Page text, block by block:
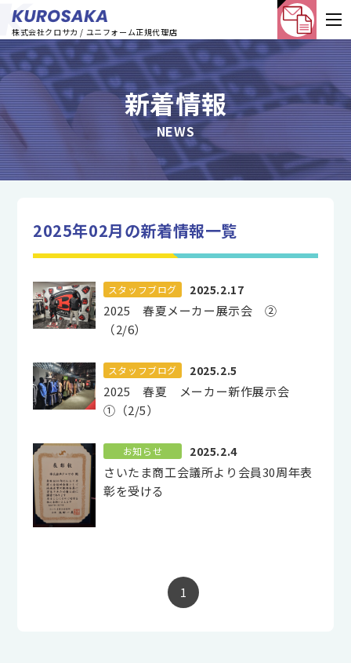
株式会社クロサカ / ユニフォーム正規代理店
新着情報
NEWS
2025年02月の新着情報一覧
スタッフブログ 2025.2.17
2025 春夏メーカー展示会 ②
（2/6）
スタッフブログ 2025.2.5
2025 春夏 メーカー新作展示会
①（2/5）
お知らせ 2025.2.4
さいたま商工会議所より会員30周年表
彰を受ける
1